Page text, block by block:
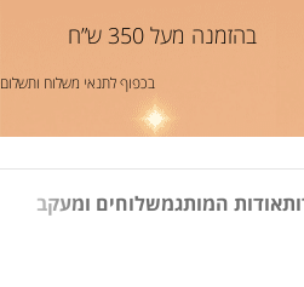
בהזמנה מעל 350 ש”ח
בכפוף לתנאי משלוח ותשלום
אודות המותגמשלוחים ומעקב